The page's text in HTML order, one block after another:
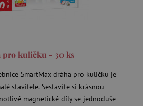
pro kuličku - 30 ks
SmartMax dráha pro kuličku je
stavitele. Sestavíte si krásnou
magnetické díly se jednoduše